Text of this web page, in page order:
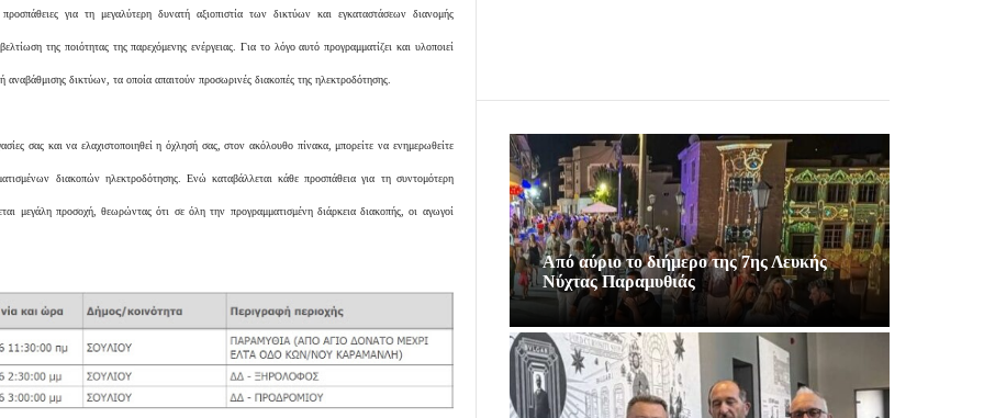
για τη μεγαλύτερη δυνατή αξιοπιστία των δικτύων και εγκαταστάσεων διανομής
της ποιότητας της παρεχόμενης ενέργειας. Για το λόγο αυτό προγραμματίζει και υλοποιεί
αναβάθμισης δικτύων, τα οποία απαιτούν προσωρινές διακοπές της ηλεκτροδότησης.
σας και να ελαχιστοποιηθεί η όχλησή σας, στον ακόλουθο πίνακα, μπορείτε να ενημερωθείτε
διακοπών ηλεκτροδότησης. Ενώ καταβάλλεται κάθε προσπάθεια για τη συντομότερη
μεγάλη προσοχή, θεωρώντας ότι σε όλη την προγραμματισμένη διάρκεια διακοπής, οι αγωγοί
Από αύριο το διήμερο της 7ης Λευκής
Νύχτας Παραμυθιάς